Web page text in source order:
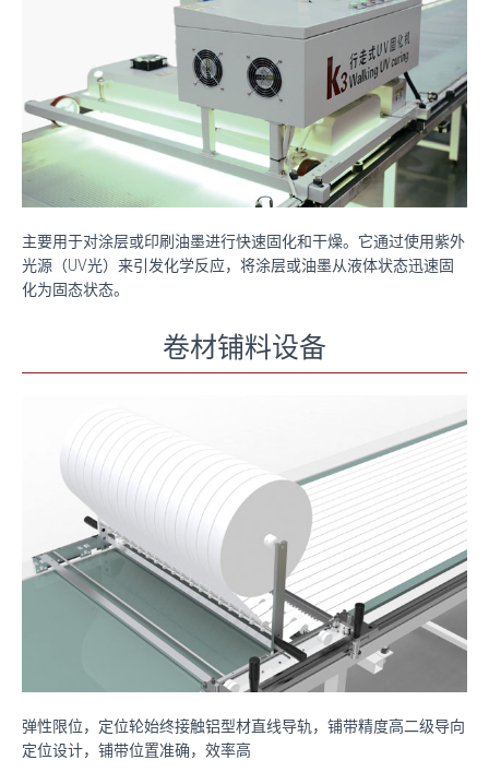
主要用于对涂层或印刷油墨进行快速固化和干燥。它通过使用紫外
光源（UV光）来引发化学反应，将涂层或油墨从液体状态迅速固
化为固态状态。
卷材铺料设备
弹性限位，定位轮始终接触铝型材直线导轨，铺带精度高二级导向
定位设计，铺带位置准确，效率高